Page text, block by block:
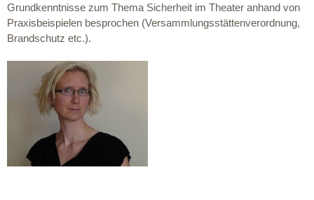
Grundkenntnisse zum Thema Sicherheit im Theater anhand von
Praxisbeispielen besprochen (Versammlungsstättenverordnung,
Brandschutz etc.).